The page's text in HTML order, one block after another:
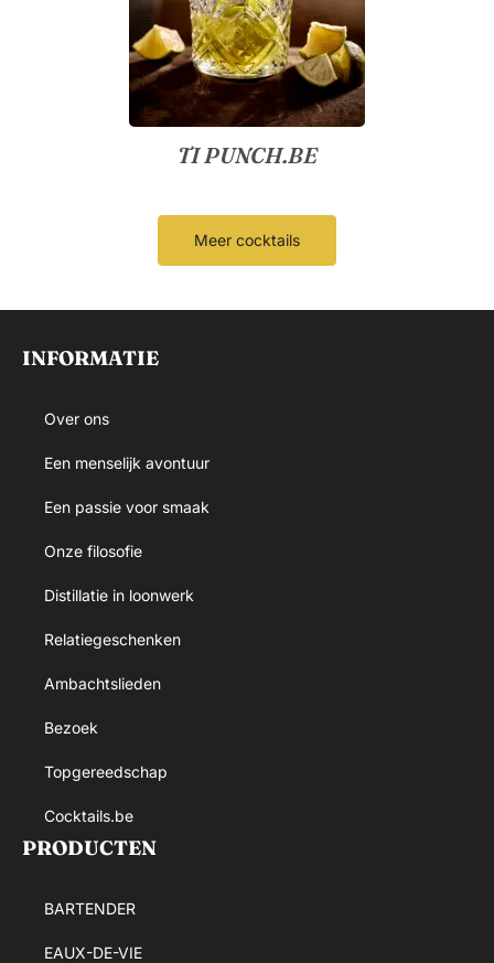
TI PUNCH.BE
Meer cocktails
INFORMATIE
Over ons
Een menselijk avontuur
Een passie voor smaak
Onze filosofie
Distillatie in loonwerk
Relatiegeschenken
Ambachtslieden
Bezoek
Topgereedschap
Cocktails.be
PRODUCTEN
BARTENDER
EAUX-DE-VIE